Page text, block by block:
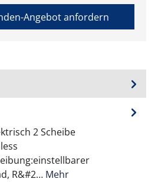
Angebot anfordern
2 Scheibe
R&#2… Mehr